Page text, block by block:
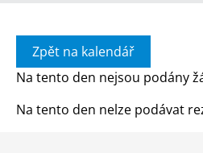
Zpět na kalendář
Na tento den nejsou podány
Na tento den nelze podávat